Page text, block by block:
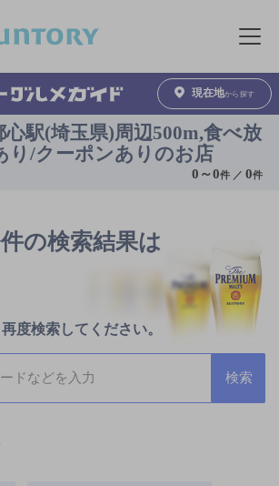
メニュ
現在地から探す
駅(埼玉県)周辺500m,食べ放
り/クーポンありのお店
0 ～0件 ／0件
の検索結果は
度検索してください。